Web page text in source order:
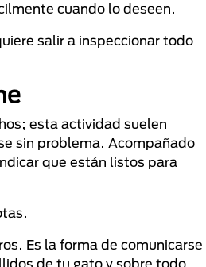
cuando lo deseen.
salir a inspeccionar todo
esta actividad suelen
sin problema. Acompañado
que están listos para
Es la forma de comunicarse
de tu gato y sobre todo